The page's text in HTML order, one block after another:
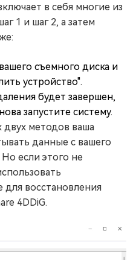
в себя многие из
1 и шаг 2, а затем
съемного диска и
устройство".
будет завершен,
запустите систему.
двух методов ваша
данные с вашего
если этого не
восстановления
4DDiG.